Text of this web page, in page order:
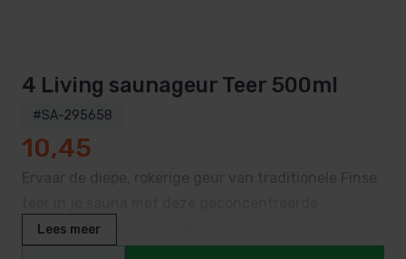
4 Living saunageur Teer 500ml
#SA-295658
10,45
Ervaar de diepe, rokerige geur van traditionele Finse
saunageur. Slechts enkele druppels zijn voldoende
Lees meer